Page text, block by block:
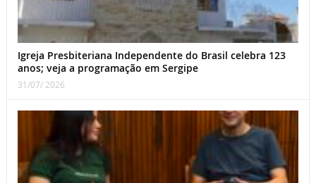
Igreja Presbiteriana Independente do Brasil celebra 123
anos; veja a programação em Sergipe
31/07/ 2026